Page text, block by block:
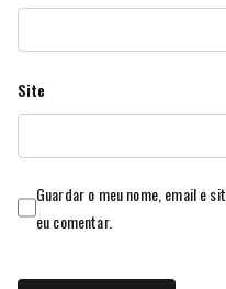
Site
Guardar o meu nome, email e
eu comentar.